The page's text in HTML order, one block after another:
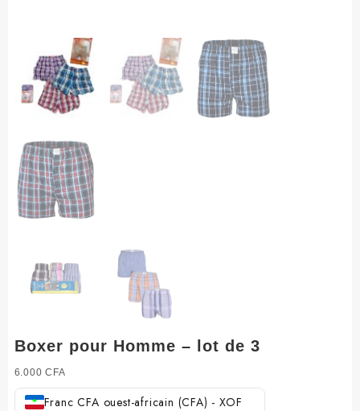
Boxer pour Homme – lot de 3
6.000CFA
Franc CFA ouest-africain (CFA) - XOF